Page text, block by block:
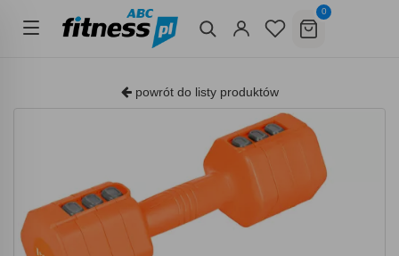
0
powrót do listy produktów